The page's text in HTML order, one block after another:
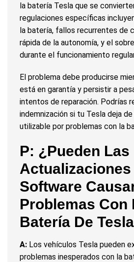
la batería Tesla que se
regulaciones específicas
la batería, fallos recurrentes de
rápida de la autonomía, y el
durante el funcionamiento
El problema debe producirse
está en garantía y persistir a
intentos de reparación. Podrías
indemnización si tu Tesla deja
utilizable por problemas con la
P: ¿Pueden Las
Actualizaciones
Software
Problemas Con
Batería De
A: Los vehículos Tesla pueden
problemas inesperados con la